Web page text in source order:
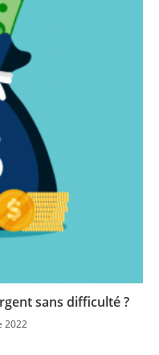
sans difficulté ?
2022